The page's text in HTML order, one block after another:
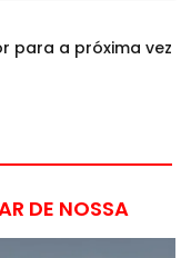
para a próxima vez
DE NOSSA